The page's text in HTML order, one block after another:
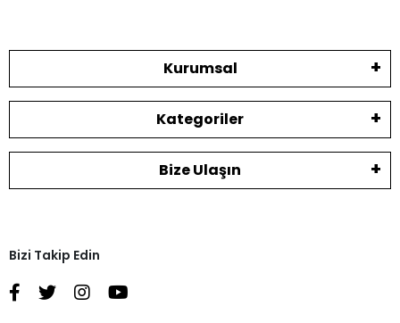
Kurumsal
Kategoriler
Bize Ulaşın
Bizi Takip Edin